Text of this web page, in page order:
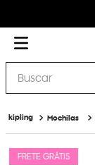
Buscar
Mochilas
FRETE GRÁTIS